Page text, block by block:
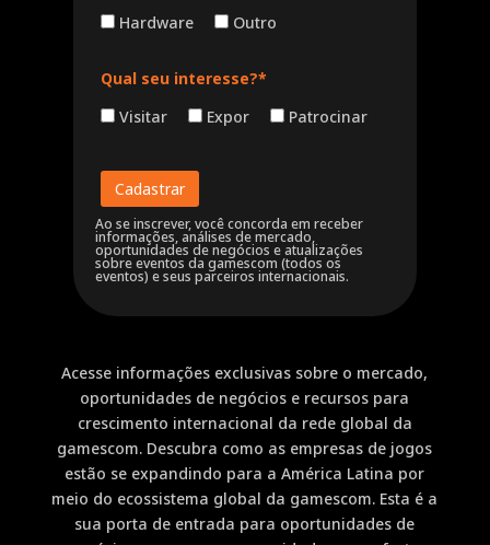
Hardware
Outro
Qual seu interesse?*
Visitar
Expor Patrocinar
Ao se inscrever, você concorda em receber
informações, análises de mercado,
oportunidades de negócios e atualizações
sobre eventos da gamescom (todos os
eventos) e seus parceiros internacionais.
Acesse informações exclusivas sobre o mercado,
oportunidades de negócios e recursos para
crescimento internacional da rede global da
gamescom. Descubra como as empresas de jogos
estão se expandindo para a América Latina por
meio do ecossistema global da gamescom. Esta é a
sua porta de entrada para oportunidades de